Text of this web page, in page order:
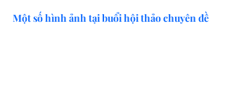
Một số hình ảnh tại buổi hội thảo chuyên đề